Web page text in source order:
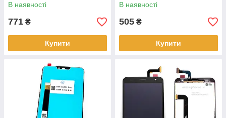
В наявності
771 ₴
Купити
В наявності
505 ₴
Купити